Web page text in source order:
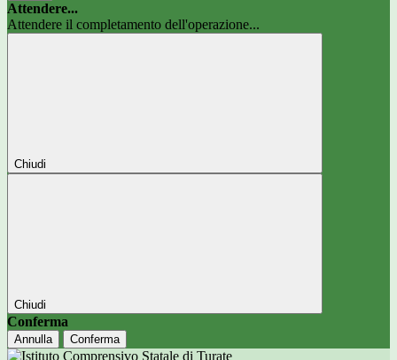
Attendere...
Attendere il completamento dell'operazione...
Chiudi
Chiudi
Conferma
Annulla Conferma